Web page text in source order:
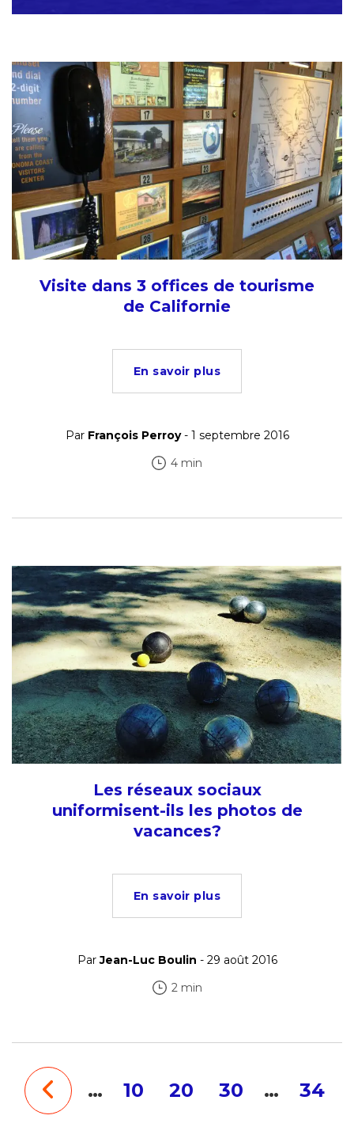
Visite dans 3 offices de tourisme
de Californie
En savoir plus
Par François Perroy- 1 septembre 2016
4 min
Les réseaux sociaux
uniformisent-ils les photos de
vacances?
En savoir plus
ParJean-Luc Boulin - 29 août 2016
2 min
… 10 20 30 … 34